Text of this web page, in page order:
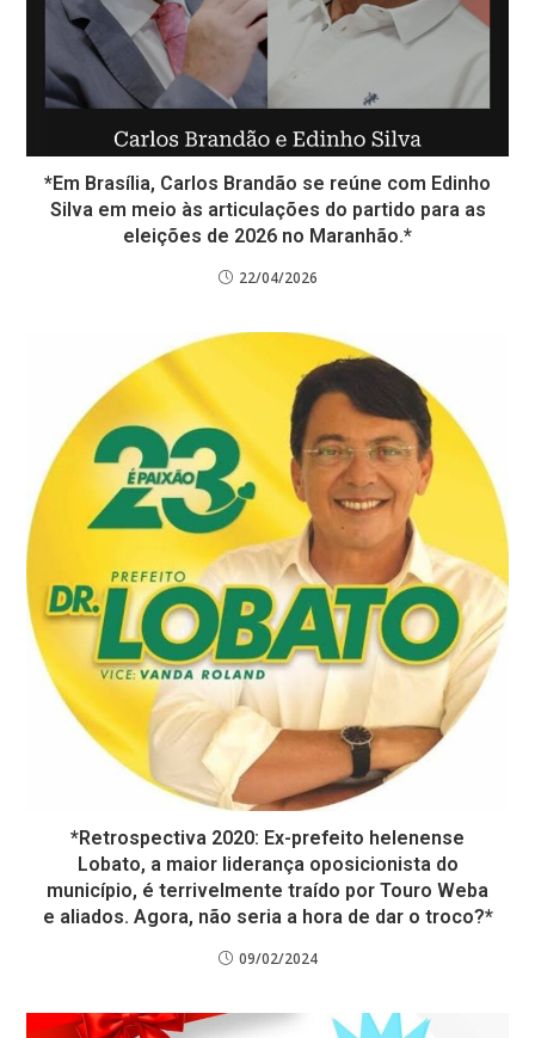
*Em Brasília, Carlos Brandão se reúne com Edinho
Silva em meio às articulações do partido para as
eleições de 2026 no Maranhão.*
22/04/2026
*Retrospectiva 2020: Ex-prefeito helenense
Lobato, a maior liderança oposicionista do
município, é terrivelmente traído por Touro Weba
e aliados. Agora, não seria a hora de dar o troco?*
09/02/2024